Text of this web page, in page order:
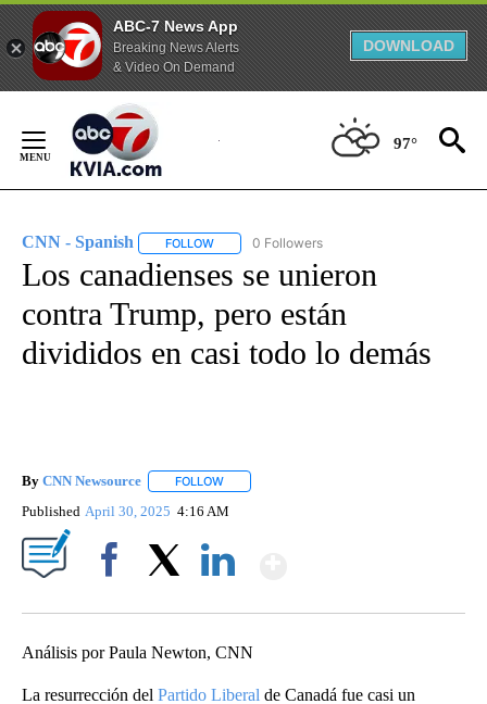
ABC-7 News App
Breaking News Alerts
& Video On Demand
DOWNLOAD
Content
97°
CNN - Spanish FOLLOW FOLLOW "CNN - SPANISH" TO RECEIVE
0 Followers
Los canadienses se unieron
contra Trump, pero están
divididos en casi todo lo demás
By CNN Newsource FOLLOW
Published April 30, 2025 4:16 AM
Análisis por Paula Newton, CNN
La resurrección del Partido Liberal de Canadá fue casi un